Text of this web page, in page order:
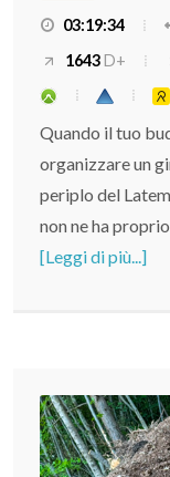
03:19:34
1643D+
Quando il tuo
organizzare un
periplo del
non ne ha
[Leggi di più...]